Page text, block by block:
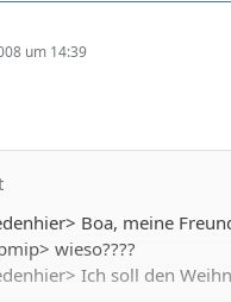
um 14:39
Boa, meine
wieso????
Ich soll den